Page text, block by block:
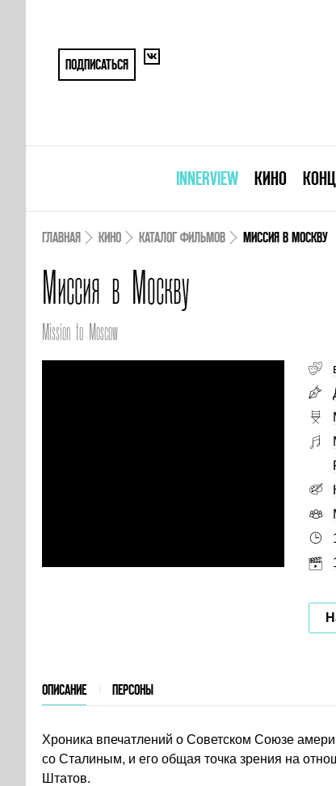
ПОДПИСАТЬСЯ
INNERVIEW КИНО
ГЛАВНАЯ КИНО КАТАЛОГ ФИЛЬМОВ МИССИЯ В МОСКВУ
Миссия в Москву
Mission to Moscow
ОПИСАНИЕ ПЕРСОНЫ
Хроника впечатлений о Советском Союзе
со Сталиным, и его общая точка зрения на
Штатов.